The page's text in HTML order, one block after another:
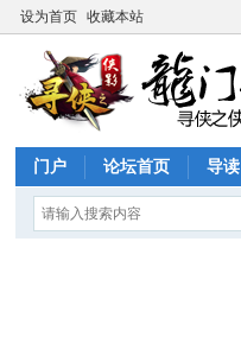
设为首页 收藏本站
门户 论坛首页 导读